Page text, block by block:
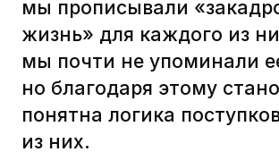
поэтому они у меня
одна за другой.